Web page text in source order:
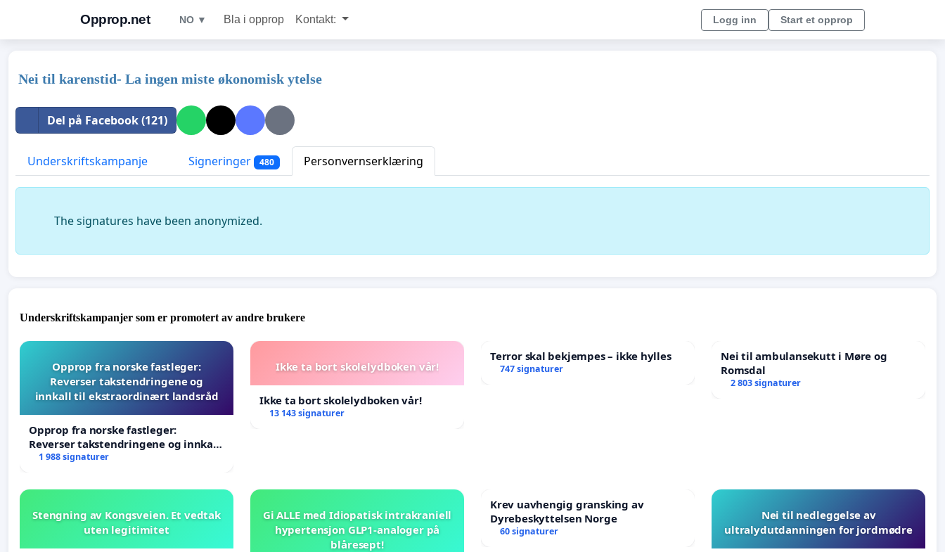
Opprop.net NO ▼ Bla i opprop Kontakt: Logg inn Start et opprop
Nei til karenstid- La ingen miste økonomisk ytelse
Del på Facebook (121)
Underskriftskampanje Signeringer 480 Personvernserklæring
The signatures have been anonymized.
Underskriftskampanjer som er promotert av andre brukere
Opprop fra norske fastleger:
Reverser takstendringene og
innkall til ekstraordinært landsråd
Opprop fra norske fastleger:
Reverser takstendringene og innkall
til ekstraordinært landsråd
1 988 signaturer
Ikke ta bort skolelydboken vår!
Ikke ta bort skolelydboken vår!
13 143 signaturer
Terror skal bekjempes – ikke hylles
747 signaturer
Nei til ambulansekutt i Møre og
Romsdal
2 803 signaturer
Stengning av Kongsveien. Et vedtak
uten legitimitet
Gi ALLE med Idiopatisk intrakraniell
hypertensjon GLP1-analoger på
blåresept!
Krev uavhengig gransking av
Dyrebeskyttelsen Norge
60 signaturer
Nei til nedleggelse av
ultralydutdanningen for jordmødre